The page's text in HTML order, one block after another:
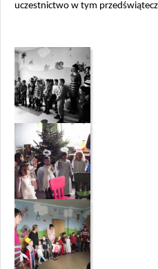
uczestnictwo w tym